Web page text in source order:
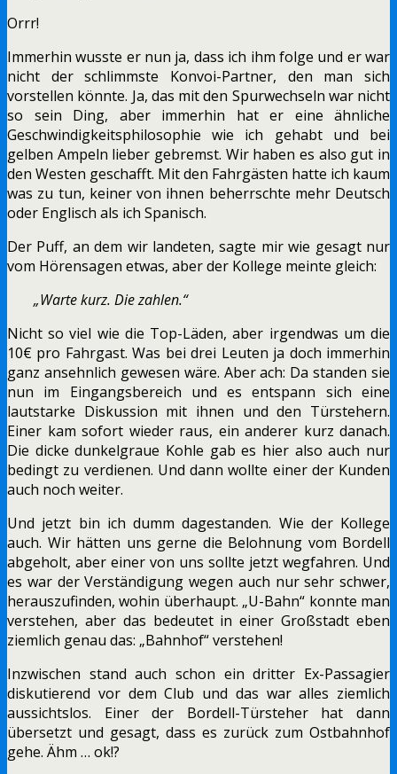
Orrr!
Immerhin wusste er nun ja, dass ich ihm folge und er war
nicht der schlimmste Konvoi-Partner, den man sich
vorstellen könnte. Ja, das mit den Spurwechseln war nicht
so sein Ding, aber immerhin hat er eine ähnliche
Geschwindigkeitsphilosophie wie ich gehabt und bei
gelben Ampeln lieber gebremst. Wir haben es also gut in
den Westen geschafft. Mit den Fahrgästen hatte ich kaum
was zu tun, keiner von ihnen beherrschte mehr Deutsch
oder Englisch als ich Spanisch.
Der Puff, an dem wir landeten, sagte mir wie gesagt nur
vom Hörensagen etwas, aber der Kollege meinte gleich:
„Warte kurz. Die zahlen.“
Nicht so viel wie die Top-Läden, aber irgendwas um die
10€ pro Fahrgast. Was bei drei Leuten ja doch immerhin
ganz ansehnlich gewesen wäre. Aber ach: Da standen sie
nun im Eingangsbereich und es entspann sich eine
lautstarke Diskussion mit ihnen und den Türstehern.
Einer kam sofort wieder raus, ein anderer kurz danach.
Die dicke dunkelgraue Kohle gab es hier also auch nur
bedingt zu verdienen. Und dann wollte einer der Kunden
auch noch weiter.
Und jetzt bin ich dumm dagestanden. Wie der Kollege
auch. Wir hätten uns gerne die Belohnung vom Bordell
abgeholt, aber einer von uns sollte jetzt wegfahren. Und
es war der Verständigung wegen auch nur sehr schwer,
herauszufinden, wohin überhaupt. „U-Bahn“ konnte man
verstehen, aber das bedeutet in einer Großstadt eben
ziemlich genau das: „Bahnhof“ verstehen!
Inzwischen stand auch schon ein dritter Ex-Passagier
diskutierend vor dem Club und das war alles ziemlich
aussichtslos. Einer der Bordell-Türsteher hat dann
übersetzt und gesagt, dass es zurück zum Ostbahnhof
gehe. Ähm … ok!?